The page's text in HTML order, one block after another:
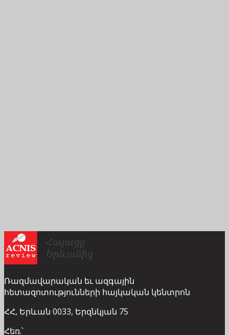
Ռազմավարական եւ ազգային
հետազոտությունների հայկական կենտրոն
ՀՀ, Երևան 0033, Երզնկյան 75
Հեռ.՝